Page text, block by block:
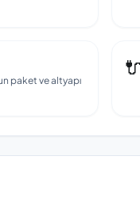
paket ve altyapı